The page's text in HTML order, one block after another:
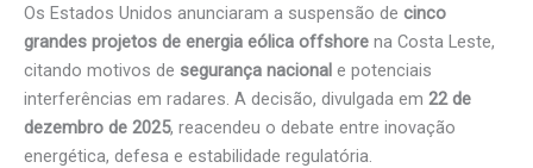
Os Estados Unidos anunciaram a suspensão de cinco
grandes projetos de energia eólica offshore na Costa Leste,
citando motivos de segurança nacional e potenciais
interferências em radares. A decisão, divulgada em 22 de
dezembro de 2025, reacendeu o debate entre inovação
energética, defesa e estabilidade regulatória.